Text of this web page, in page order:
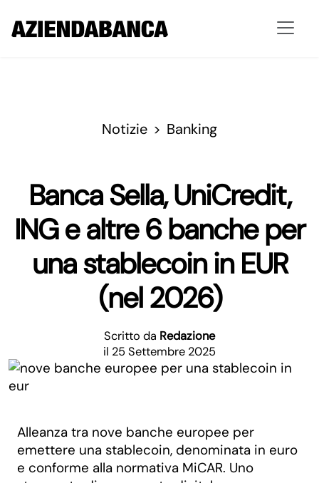
Notizie Banking
Banca Sella, UniCredit,
ING e altre 6 banche per
una stablecoin in EUR
(nel 2026)
Scritto da Redazione
il 25 Settembre 2025
Alleanza tra nove banche europee per
emettere una stablecoin, denominata in euro
e conforme alla normativa MiCAR. Uno